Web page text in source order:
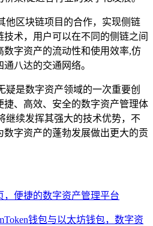
他区块链项目的合作，实现侧链
术，用户可以在不同的侧链之间
数字资产的流动性和使用效率,仿
八达的交通网络。
疑是数字资产领域的一次重要创
、高效、安全的数字资产管理体
继续发挥其强大的技术优势，不
数字资产的蓬勃发展做出更大的贡
，便捷的数字资产管理平台
钱包与以太坊钱包，数字资